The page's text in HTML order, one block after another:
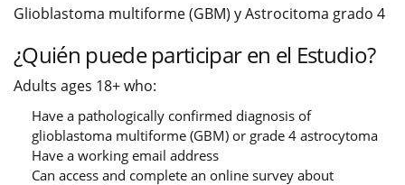
Glioblastoma multiforme (GBM) y Astrocitoma grado 4
¿Quién puede participar en el Estudio?
Adults ages 18+ who:
Have a pathologically confirmed diagnosis of
glioblastoma multiforme (GBM) or grade 4 astrocytoma
Have a working email address
Can access and complete an online survey about